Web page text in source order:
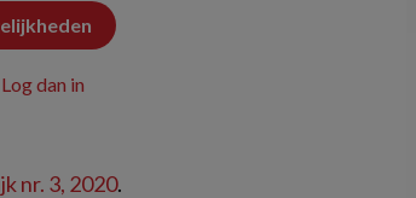
Log dan in
nr. 3, 2020.